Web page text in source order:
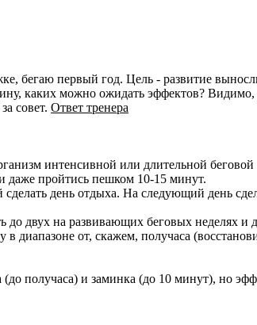
бегаю первый год. Цель - развитие
каких можно ожидать эффектов?
совет. Ответ тренера
интенсивной или длительной
даже пройтись пешком 10-15 минут.
день отдыха. На следующий день
до двух на развивающих беговых неделях и
от, скажем, получаса
получаса) и заминка (до 10 минут), но